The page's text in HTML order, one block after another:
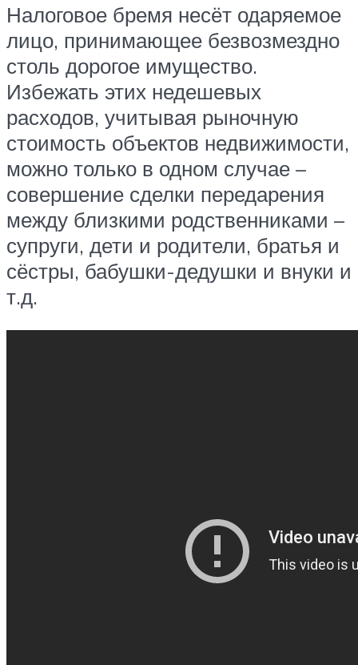
Налоговое бремя несёт одаряемое
лицо, принимающее безвозмездно
столь дорогое имущество.
Избежать этих недешевых
расходов, учитывая рыночную
стоимость объектов недвижимости,
можно только в одном случае –
совершение сделки передарения
между близкими родственниками –
супруги, дети и родители, братья и
сёстры, бабушки-дедушки и внуки и
т.д.